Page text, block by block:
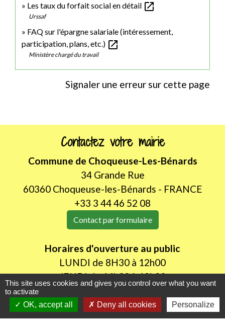
Les taux du forfait social en détail open_in_new
Urssaf
FAQ sur l'épargne salariale (intéressement,
participation, plans, etc.) open_in_new
Ministère chargé du travail
Signaler une erreur sur cette page
Contactez votre mairie
Commune de Choqueuse-Les-Bénards
34 Grande Rue
60360 Choqueuse-les-Bénards - FRANCE
+33 3 44 46 52 08
Contact par formulaire
Horaires d'ouverture au public
LUNDI de 8H30 à 12h00
JEUDI de 14h00 à 18h30
Liens utiles
This site uses cookies and gives you control over what you want
to activate
OK, accept all
Deny all cookies Personalize